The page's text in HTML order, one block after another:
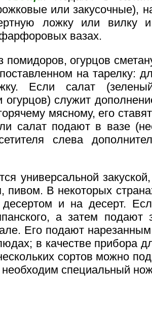
или закусочные),
ложку или вилку
фарфоровых вазах.
помидоров, огурцов
на тарелку:
Если салат
огурцов) служит
мясному, его
салат подают в вазе
слева
универсальной
пивом. В некоторых
и на десерт.
а затем подают
Его подают
в качестве прибора
сортов можно
необходим специальный